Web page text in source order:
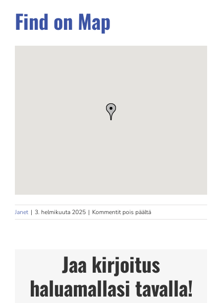
Find on Map
Janet | 3. helmikuuta 2025 | Kommentit pois päältäartikkelissa
Hoitopalvelut
Mikkeli
Jaa kirjoitus
haluamallasi tavalla!